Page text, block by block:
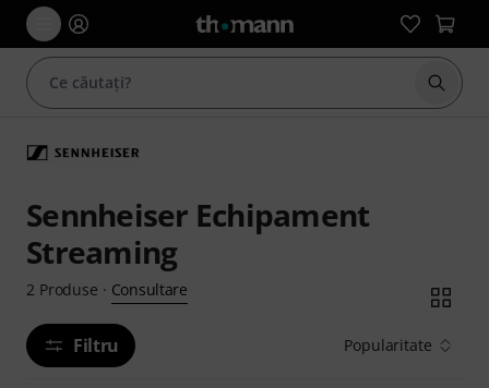
Sennheiser Echipament
Streaming
2 Produse · Consultare
Filtru Popularitate